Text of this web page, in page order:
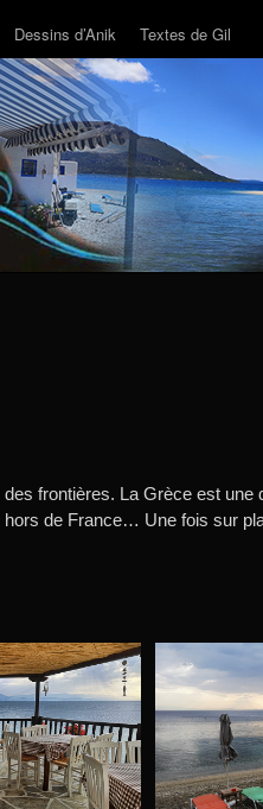
Dessins d’Anik Textes de Gil
frontières. La Grèce est une
de France… Une fois sur